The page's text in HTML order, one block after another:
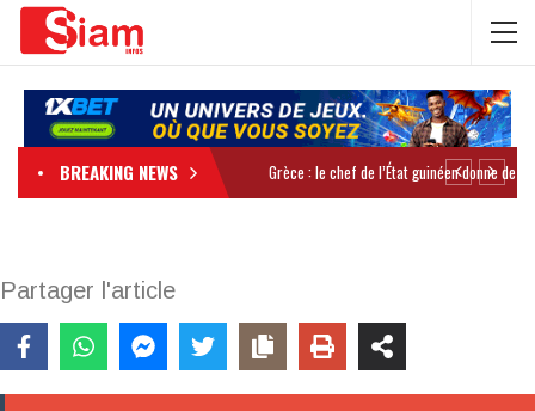
BREAKING NEWS
Partager l'article